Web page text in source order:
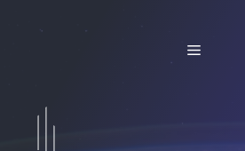
Meny